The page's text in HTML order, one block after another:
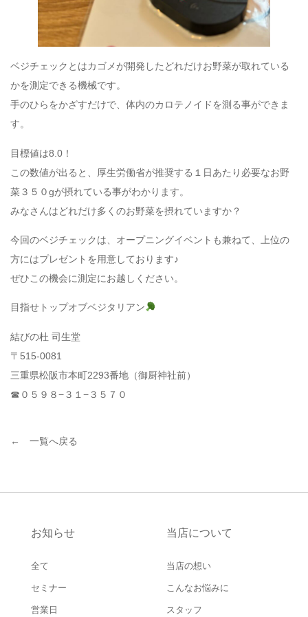
ベジチェックとはカゴメが開発したどれだけお野菜が取れている
かを測定できる機械です。
手のひらをかざすだけで、体内のカロテノイドを測る事ができま
す。
目標値は8.0！
この数値が出ると、厚生労働省が推奨する１日あたり必要なお野
菜３５０gが摂れている事がわかります。
みなさんはどれだけ多くのお野菜を摂れていますか？
今回のベジチェックは、オープニングイベントも兼ねて、上位の
方にはプレゼントを用意しております♪
ぜひこの機会に測定にお越しください。
目指せトップオブベジタリアン
結びの杜 司生堂
〒515-0081
三重県松阪市本町2293番地（御厨神社前）
☎︎０５９８−３１−３５７０
← 一覧へ戻る
お知らせ
全て
セミナー
営業日
当店について
当店の想い
こんなお悩みに
スタッフ